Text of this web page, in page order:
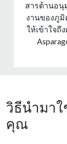
สารต้านอนุ
งานของภูมิ
ให้เข้าใจถึ
วิธีนำมา
คุณ